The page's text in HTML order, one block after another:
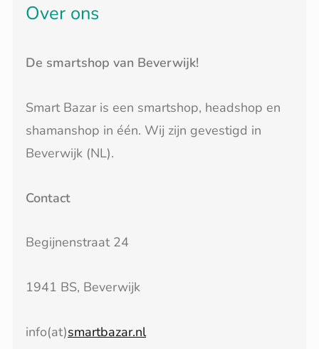
Over ons
De smartshop van Beverwijk!
Smart Bazar is een smartshop, headshop en
shamanshop in één. Wij zijn gevestigd in
Beverwijk (NL).
Contact
Begijnenstraat 24
1941 BS, Beverwijk
info(at)smartbazar.nl